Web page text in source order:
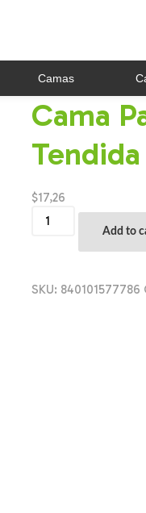
Camas
Cama
Tendida
$17,26
Para
Tendida
Add to
SKU: 840101577786